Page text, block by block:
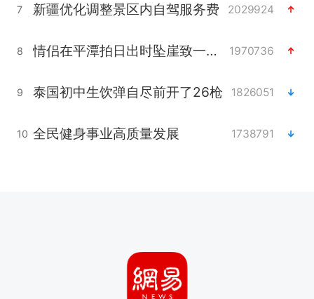
7 新疆优化调整景区内自驾服务费 2029924
8 情侣在平潭拍日出时坠崖致一死一伤 1970736
9 泰国初中生饮弹自尽前开了26枪 1826051
10 全民健身事业高质量发展 1738791